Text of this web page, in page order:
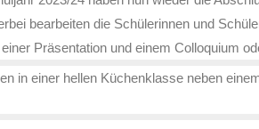
bearbeiten die Schülerinnen und
Präsentation und einem Colloquium